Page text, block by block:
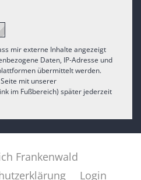
mir externe Inhalte angezeigt
Daten, IP-Adresse und
übermittelt werden.
mit unserer
im Fußbereich) später jederzeit
Frankenwald
Login